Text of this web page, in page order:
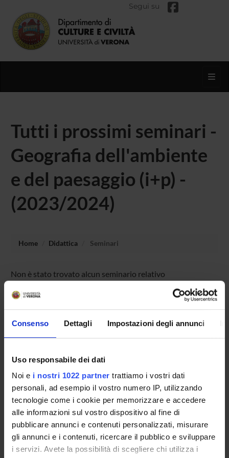
Consenso Dettagli Impostazioni degli annunci
Uso responsabile dei dati
Noi e i nostri 1022 partner trattiamo i vostri dati
personali, ad esempio il vostro numero IP, utilizzando
tecnologie come i cookie per memorizzare e accedere
alle informazioni sul vostro dispositivo al fine di
pubblicare annunci e contenuti personalizzati, misurare
gli annunci e i contenuti, ricercare il pubblico e sviluppare
i servizi. Avete la possibilità di scegliere chi utilizza i
Segui su
Tutti i prossimi seminari -
Geografia dell'ambiente
e del paesaggio (i+p) -
(2023/2024)
Home Didattica Seminari
Non è stato trovato alcun seminario relativo
(i+p).
CORSI DI STUDIO
DOTTORATI DI RICERCA E FORMAZIONE
SUPERIORE
Contatti
Persone
Luoghi